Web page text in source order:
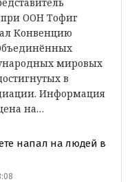
ООН Тофиг
Конвенцию
мировых
в
Информация
на…
напал на людей в